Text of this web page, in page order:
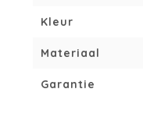
Kleur
Materiaal
Garantie